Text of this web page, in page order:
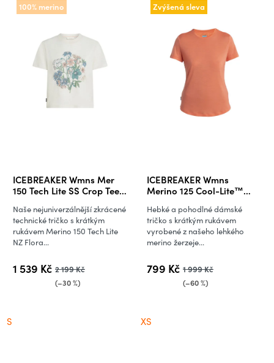
100% merino
ICEBREAKER Wmns Mer
150 Tech Lite SS Crop Tee
1 539 Kč 2 199 Kč
(–30 %)
Naše nejuniverzálnější zkrácené
technické tričko s krátkým
rukávem Merino 150 Tech Lite
NZ Flora...
S
Zvýšená sleva
ICEBREAKER Wmns
Merino 125 Cool-Lite™
799 Kč 1 999 Kč
(–60 %)
Hebké a pohodlné dámské
tričko s krátkým rukávem
vyrobené z našeho lehkého
merino žerzeje...
XS